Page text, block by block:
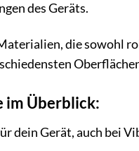
des Geräts.
die sowohl
im Überblick:
dein Gerät, auch bei